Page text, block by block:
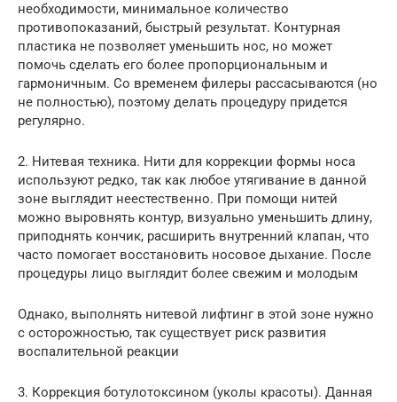
необходимости, минимальное количество
противопоказаний, быстрый результат. Контурная
пластика не позволяет уменьшить нос, но может
помочь сделать его более пропорциональным и
гармоничным. Со временем филеры рассасываются (но
не полностью), поэтому делать процедуру придется
регулярно.
2. Нитевая техника. Нити для коррекции формы носа
используют редко, так как любое утягивание в данной
зоне выглядит неестественно. При помощи нитей
можно выровнять контур, визуально уменьшить длину,
приподнять кончик, расширить внутренний клапан, что
часто помогает восстановить носовое дыхание. После
процедуры лицо выглядит более свежим и молодым
Однако, выполнять нитевой лифтинг в этой зоне нужно
с осторожностью, так существует риск развития
воспалительной реакции
3. Коррекция ботулотоксином (уколы красоты). Данная